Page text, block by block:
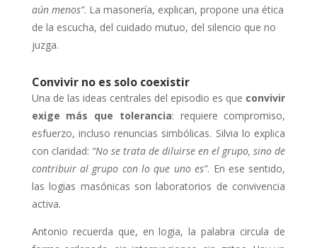
aún menos”. La masonería, explican, propone una ética
de la escucha, del cuidado mutuo, del silencio que no
juzga.
Convivir no es solo coexistir
Una de las ideas centrales del episodio es que convivir
exige más que tolerancia: requiere compromiso,
esfuerzo, incluso renuncias simbólicas. Silvia lo explica
con claridad: “No se trata de diluirse en el grupo, sino de
contribuir al grupo con lo que uno es”. En ese sentido,
las logias masónicas son laboratorios de convivencia
activa.
Antonio recuerda que, en logia, la palabra circula de